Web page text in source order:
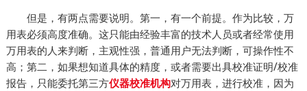
但是，有两点需要说明。第一，有一个前提。作为比较，万
用表必须高度准确。这只能由经验丰富的技术人员或者经常使用
万用表的人来判断，主观性强，普通用户无法判断，可操作性不
高；第二，如果想知道具体的精度，或者需要出具校准证明/校准
报告，只能委托第三方仪器校准机构对万用表，进行校准，因为